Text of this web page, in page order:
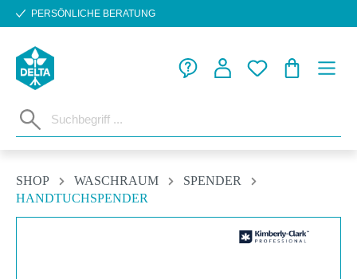
Zum Hauptinhalt springen
PERSÖNLICHE BERATUNG
SHOP WASCHRAUM
SPENDER
HANDTUCHSPENDER